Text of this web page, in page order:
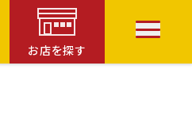
お店を探す